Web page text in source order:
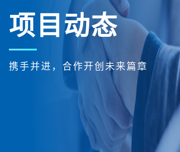
项目动态
携手并进，合作开创未来篇章